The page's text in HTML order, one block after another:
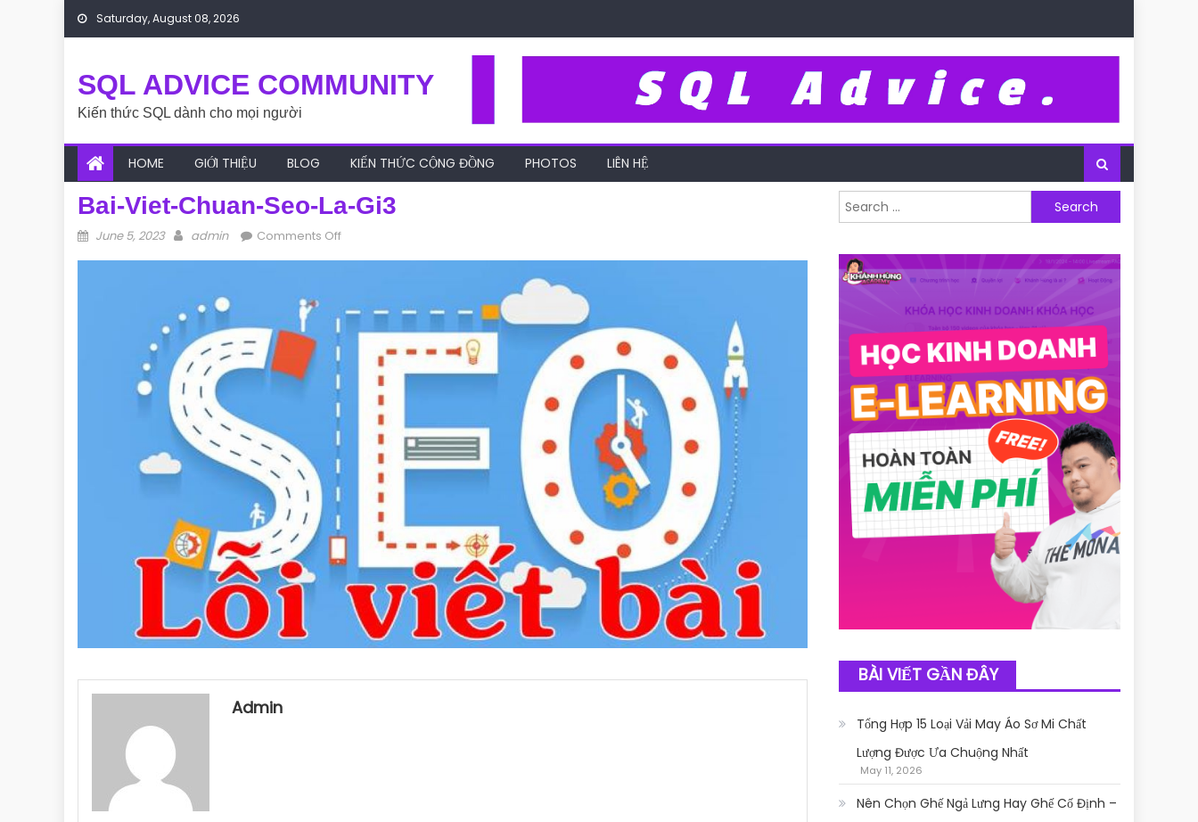
Skip to content
Saturday, August 08, 2026
SQL ADVICE COMMUNITY
Kiến thức SQL dành cho mọi người
HOME GIỚI THIỆU BLOG KIẾN THỨC CỘNG ĐỒNG PHOTOS LIÊN HỆ
Bai-Viet-Chuan-Seo-La-Gi3
Posted on
June 5, 2023 Author
admin Comments Off
Admin
Search for:
BÀI VIẾT GẦN ĐÂY
Tổng Hợp 15 Loại Vải May Áo Sơ Mi Chất
Lượng Được Ưa Chuộng Nhất
May 11, 2026
Nên Chọn Ghế Ngả Lưng Hay Ghế Cố Định –